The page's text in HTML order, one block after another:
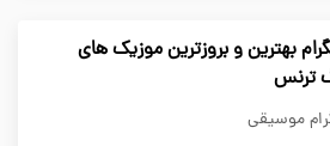
بهترین و بروزترین موزیک های
ترنس
موسیقی